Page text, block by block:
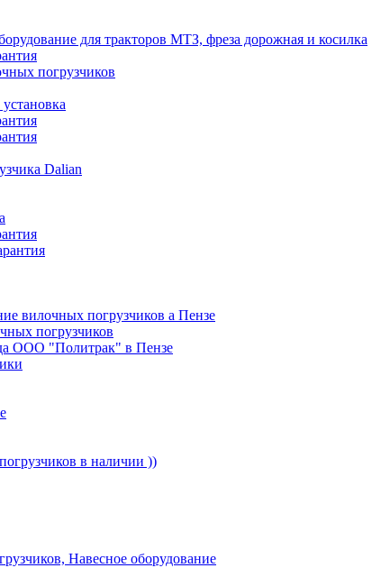
для тракторов МТЗ, фреза дорожная и косилка
погрузчиков
Dalian
вилочных погрузчиков а Пензе
погрузчиков
ООО "Политрак" в Пензе
в наличии ))
Навесное оборудование